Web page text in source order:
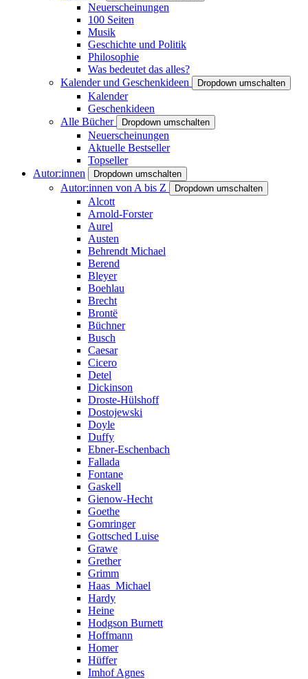
Neuerscheinungen
100 Seiten
Musik
Geschichte und Politik
Philosophie
Was bedeutet das alles?
Kalender und Geschenkideen
Dropdown umschalten
Kalender
Geschenkideen
Alle Bücher
Dropdown umschalten
Neuerscheinungen
Aktuelle Bestseller
Topseller
Autor:innen
Dropdown umschalten
Autor:innen von A bis Z Dropdown umschalten
Alcott
Arnold-Forster
Aurel
Austen
Behrendt Michael
Berend
Bleyer
Boehlau
Brecht
Brontë
Büchner
Busch
Caesar
Cicero
Detel
Dickinson
Droste-Hülshoff
Dostojewski
Doyle
Duffy
Ebner-Eschenbach
Fallada
Fontane
Gaskell
Gienow-Hecht
Goethe
Gomringer
Gottsched Luise
Grawe
Grether
Grimm
Haas_Michael
Hardy
Heine
Hodgson Burnett
Hoffmann
Homer
Hüffer
Imhof Agnes